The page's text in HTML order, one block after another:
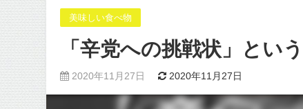
美味しい食べ物
「辛党への挑戦状」とい
2020年11月27日 2020年11月27日